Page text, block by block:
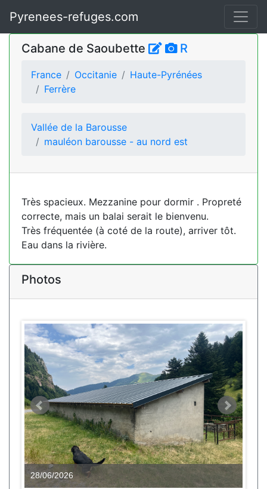
Pyrenees-refuges.com
Cabane de Saoubette R
France Occitanie
Haute-Pyrénées
Ferrère
Vallée de la Barousse
mauléon barousse - au nord est
Très spacieux. Mezzanine pour dormir . Propreté
correcte, mais un balai serait le bienvenu.
Très fréquentée (à coté de la route), arriver tôt.
Eau dans la rivière.
Photos
28/06/2026